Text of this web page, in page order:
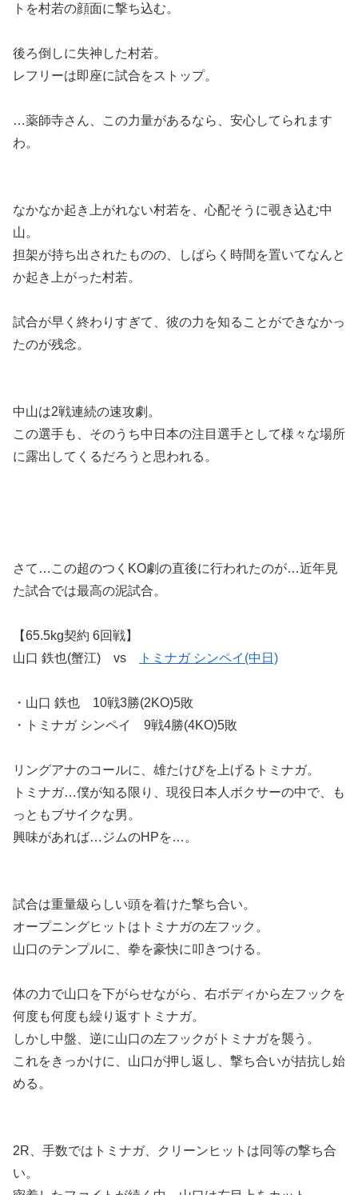
トを村若の顔面に撃ち込む。
後ろ倒しに失神した村若。
レフリーは即座に試合をストップ。
…薬師寺さん、この力量があるなら、安心してられます
わ。
なかなか起き上がれない村若を、心配そうに覗き込む中
山。
担架が持ち出されたものの、しばらく時間を置いてなんと
か起き上がった村若。
試合が早く終わりすぎて、彼の力を知ることができなかっ
たのが残念。
中山は2戦連続の速攻劇。
この選手も、そのうち中日本の注目選手として様々な場所
に露出してくるだろうと思われる。
さて…この超のつくKO劇の直後に行われたのが…近年見
た試合では最高の泥試合。
【65.5kg契約 6回戦】
山口 鉄也(蟹江) vs
トミナガ シンペイ(中日)
・山口 鉄也 10戦3勝(2KO)5敗
・トミナガ シンペイ 9戦4勝(4KO)5敗
リングアナのコールに、雄たけびを上げるトミナガ。
トミナガ…僕が知る限り、現役日本人ボクサーの中で、も
っともブサイクな男。
興味があれば…ジムのHPを…。
試合は重量級らしい頭を着けた撃ち合い。
オープニングヒットはトミナガの左フック。
山口のテンプルに、拳を豪快に叩きつける。
体の力で山口を下がらせながら、右ボディから左フックを
何度も何度も繰り返すトミナガ。
しかし中盤、逆に山口の左フックがトミナガを襲う。
これをきっかけに、山口が押し返し、撃ち合いが拮抗し始
める。
2R、手数ではトミナガ、クリーンヒットは同等の撃ち合
い。